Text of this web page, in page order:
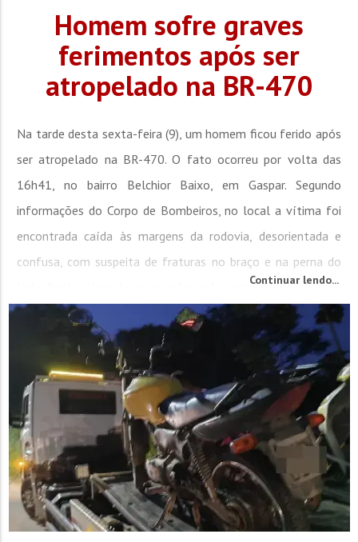
Homem sofre graves
ferimentos após ser
atropelado na BR-470
Na tarde desta sexta-feira (9), um homem ficou ferido após
ser atropelado na BR-470. O fato ocorreu por volta das
16h41, no bairro Belchior Baixo, em Gaspar. Segundo
informações do Corpo de Bombeiros, no local a vítima foi
encontrada caída às margens da rodovia, desorientada e
confusa, com suspeita de fraturas no braço e na perna do
lado direito, além de escoriações pelo corpo. Ele recebeu os
primeiros atendimentos...
Continuar lendo...